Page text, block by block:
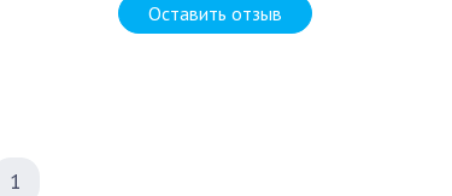
Оставить отзыв
1